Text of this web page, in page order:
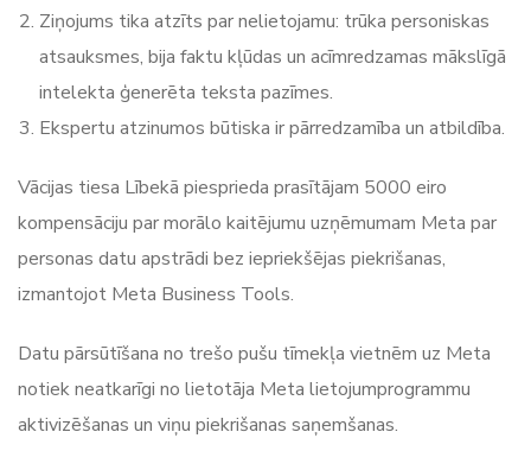
Ziņojums tika atzīts par nelietojamu: trūka personiskas
atsauksmes, bija faktu kļūdas un acīmredzamas mākslīgā
intelekta ģenerēta teksta pazīmes.
Ekspertu atzinumos būtiska ir pārredzamība un atbildība.
Vācijas tiesa Lībekā piesprieda prasītājam 5000 eiro
kompensāciju par morālo kaitējumu uzņēmumam Meta par
personas datu apstrādi bez iepriekšējas piekrišanas,
izmantojot Meta Business Tools.
Datu pārsūtīšana no trešo pušu tīmekļa vietnēm uz Meta
notiek neatkarīgi no lietotāja Meta lietojumprogrammu
aktivizēšanas un viņu piekrišanas saņemšanas.